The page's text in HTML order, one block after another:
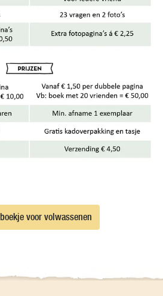
voor volwassenen